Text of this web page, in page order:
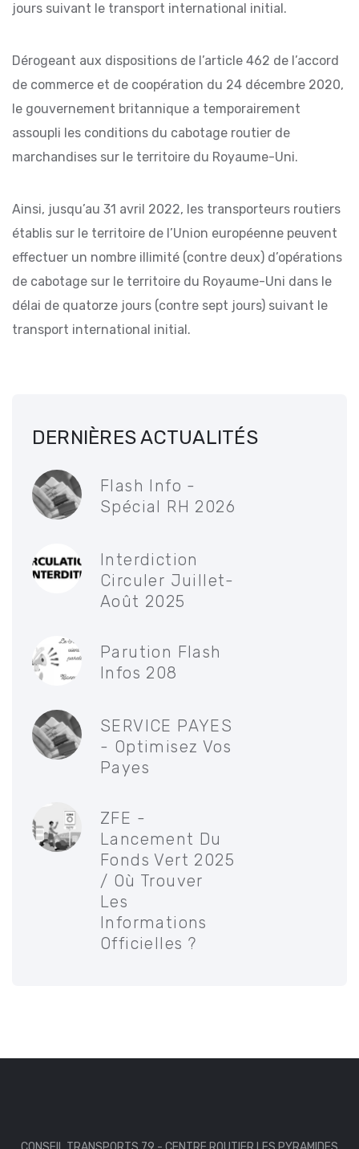
jours suivant le transport international initial.
Dérogeant aux dispositions de l’article 462 de l’accord
de commerce et de coopération du 24 décembre 2020,
le gouvernement britannique a temporairement
assoupli les conditions du cabotage routier de
marchandises sur le territoire du Royaume-Uni.
Ainsi, jusqu’au 31 avril 2022, les transporteurs routiers
établis sur le territoire de l’Union européenne peuvent
effectuer un nombre illimité (contre deux) d’opérations
de cabotage sur le territoire du Royaume-Uni dans le
délai de quatorze jours (contre sept jours) suivant le
transport international initial.
DERNIÈRES ACTUALITÉS
Flash Info -
Spécial RH 2026
Interdiction
Circuler Juillet-
Août 2025
Parution Flash
Infos 208
SERVICE PAYES
- Optimisez Vos
Payes
ZFE -
Lancement Du
Fonds Vert 2025
/ Où Trouver
Les
Informations
Officielles ?